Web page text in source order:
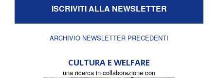
ISCRIVITI ALLA NEWSLETTER
ARCHIVIO NEWSLETTER PRECEDENTI
CULTURA E WELFARE
una ricerca in collaborazione con